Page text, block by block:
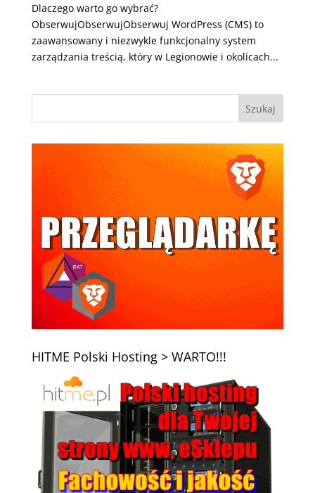
Dlaczego warto go wybrać?
ObserwujObserwujObserwuj WordPress (CMS) to
zaawansowany i niezwykle funkcjonalny system
zarządzania treścią, który w Legionowie i okolicach...
HITME Polski Hosting > WARTO!!!